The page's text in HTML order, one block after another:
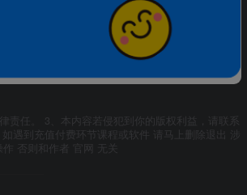
责任。 3、本内容若侵犯到你的版权利益，请联系
遇到充值付费环节课程或软件 请马上删除退出 涉
否则和作者 官网 无关